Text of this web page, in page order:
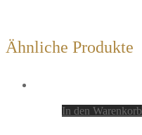
Ähnliche Produkte
In den Warenkorb